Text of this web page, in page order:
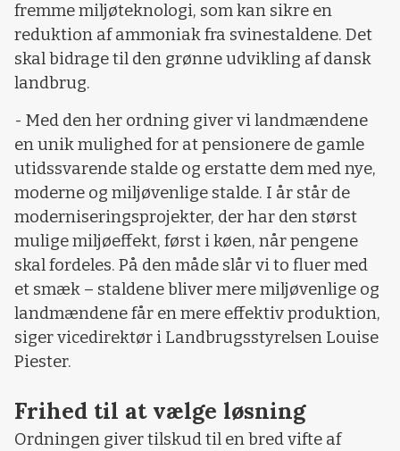
fremme miljøteknologi, som kan sikre en
reduktion af ammoniak fra svinestaldene. Det
skal bidrage til den grønne udvikling af dansk
landbrug.
- Med den her ordning giver vi landmændene
en unik mulighed for at pensionere de gamle
utidssvarende stalde og erstatte dem med nye,
moderne og miljøvenlige stalde. I år står de
moderniseringsprojekter, der har den størst
mulige miljøeffekt, først i køen, når pengene
skal fordeles. På den måde slår vi to fluer med
et smæk – staldene bliver mere miljøvenlige og
landmændene får en mere effektiv produktion,
siger vicedirektør i Landbrugsstyrelsen Louise
Piester.
Frihed til at vælge løsning
Ordningen giver tilskud til en bred vifte af